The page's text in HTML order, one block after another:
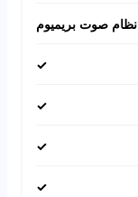
نظام صوت بريميوم
✓
✓
✓
✓